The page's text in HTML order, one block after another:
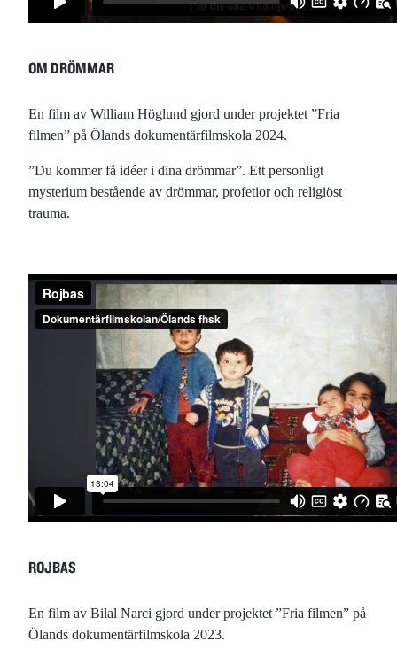
OM DRÖMMAR
En film av William Höglund gjord under projektet ”Fria
filmen” på Ölands dokumentärfilmskola 2024.
”Du kommer få idéer i dina drömmar”. Ett personligt
mysterium bestående av drömmar, profetior och religiöst
trauma.
ROJBAS
En film av Bilal Narci gjord under projektet ”Fria filmen” på
Ölands dokumentärfilmskola 2023.